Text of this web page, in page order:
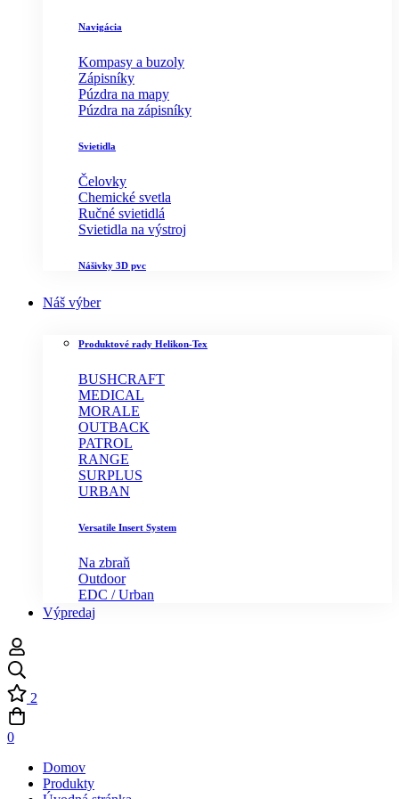
Navigácia
Kompasy a buzoly
Zápisníky
Púzdra na mapy
Púzdra na zápisníky
Svietidla
Čelovky
Chemické svetla
Ručné svietidlá
Svietidla na výstroj
Nášivky 3D pvc
Náš výber
Produktové rady Helikon-Tex
BUSHCRAFT
MEDICAL
MORALE
OUTBACK
PATROL
RANGE
SURPLUS
URBAN
Versatile Insert System
Na zbraň
Outdoor
EDC / Urban
Výpredaj
2
0
Domov
Produkty